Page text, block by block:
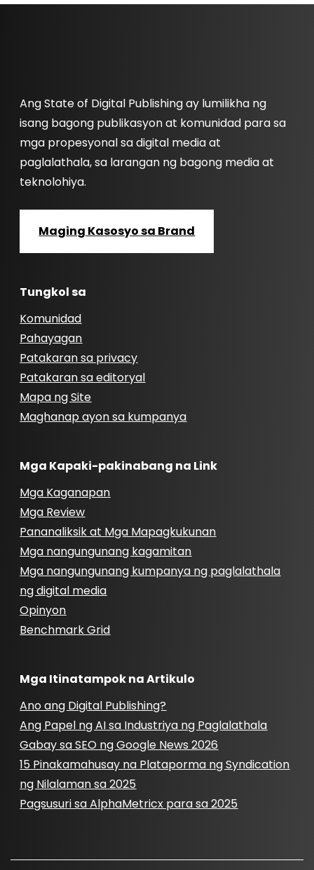
Ang State of Digital Publishing ay lumilikha ng
isang bagong publikasyon at komunidad para sa
mga propesyonal sa digital media at
paglalathala, sa larangan ng bagong media at
teknolohiya.
Maging Kasosyo sa Brand
Tungkol sa
Komunidad
Pahayagan
Patakaran sa privacy
Patakaran sa editoryal
Mapa ng Site
Maghanap ayon sa kumpanya
Mga Kapaki-pakinabang na Link
Mga Kaganapan
Mga Review
Pananaliksik at Mga Mapagkukunan
Mga nangungunang kagamitan
Mga nangungunang kumpanya ng paglalathala
ng digital media
Opinyon
Benchmark Grid
Mga Itinatampok na Artikulo
Ano ang Digital Publishing?
Ang Papel ng AI sa Industriya ng Paglalathala
Gabay sa SEO ng Google News 2026
15 Pinakamahusay na Plataporma ng Syndication
ng Nilalaman sa 2025
Pagsusuri sa AlphaMetricx para sa 2025